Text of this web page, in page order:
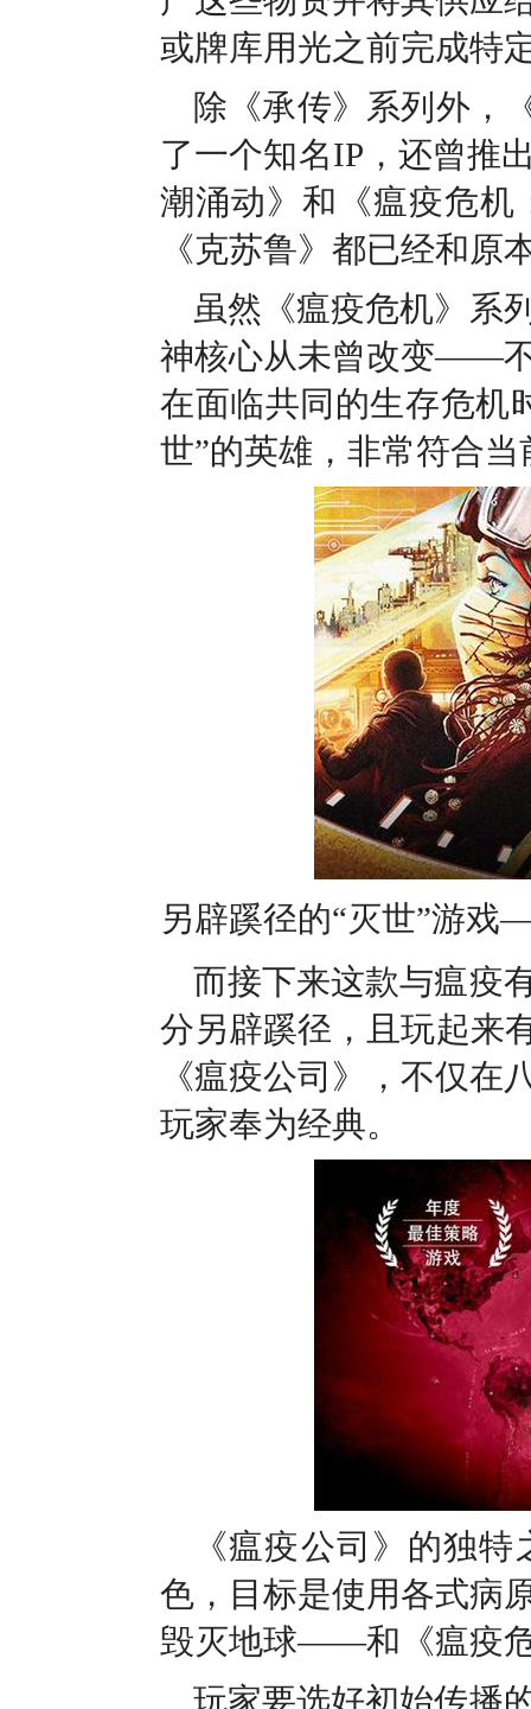
或牌库用光之前完成特
除《承传》系列外，
了一个知名IP，还曾推
潮涌动》和《瘟疫危机
《克苏鲁》都已经和原
虽然《瘟疫危机》系
神核心从未曾改变——
在面临共同的生存危机
世”的英雄，非常符合
另辟蹊径的“灭世”游
而接下来这款与瘟疫
分另辟蹊径，且玩起来
《瘟疫公司》，不仅
玩家奉为经典。
《瘟疫公司》的独
色，目标是使用各式病
毁灭地球——和《瘟疫
玩家要选好初始传播